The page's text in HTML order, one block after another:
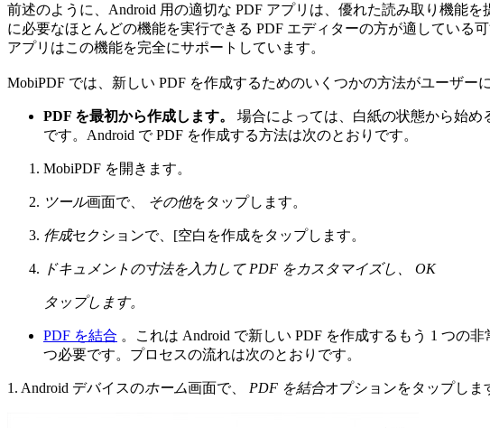
前述のように、Android 用の適切な PDF アプリは、優れた読み取り機能
に必要なほとんどの機能を実行できる PDF エディターの方が適している
アプリはこの機能を完全にサポートしています。
MobiPDF では、新しい PDF を作成するためのいくつかの方法がユーザー
PDF を最初から作成します。 場合によっては、白紙の状態から始
です。Android で PDF を作成する方法は次のとおりです。
MobiPDF を開きます。
ツール画面で、 その他をタップします。
作成セクションで、[空白を作成をタップします。
ドキュメントの寸法を入力して PDF をカスタマイズし、 OK
タップします。
PDF を結合 。これは Android で新しい PDF を作成するもう 1 つの
つ必要です。プロセスの流れは次のとおりです。
1. Android デバイスのホーム画面で、 PDF を結合オプションをタップしま